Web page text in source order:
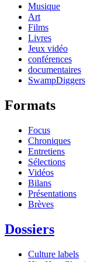
Musique
Art
Films
Livres
Jeux vidéo
conférences
documentaires
SwampDiggers
Formats
Focus
Chroniques
Entretiens
Sélections
Vidéos
Bilans
Présentations
Brèves
Dossiers
Culture labels